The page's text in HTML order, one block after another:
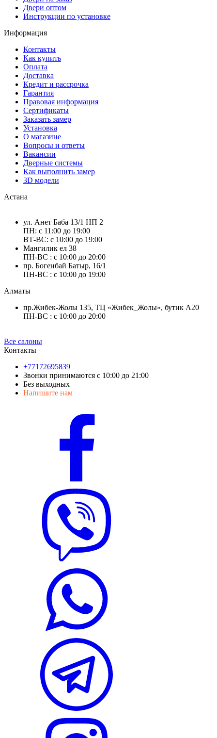
Двери оптом
Инструкции по установке
Информация
Контакты
Как купить
Оплата
Доставка
Кредит и рассрочка
Гарантия
Правовая информация
Сертификаты
Заказать замер
Установка
О магазине
Вопросы и ответы
Вакансии
Дверные системы
Как выполнить замер
3D модели
Астана
ул. Анет Баба 13/1 НП 2
ПН: с 11:00 до 19:00
ВТ-ВС: с 10:00 до 19:00
Мангилик ел 38
ПН-ВС : с 10:00 до 20:00
пр. Богенбай Батыр, 16/1
ПН-ВС : с 10:00 до 19:00
Алматы
пр.Жибек-Жолы 135, ТЦ «Жибек_Жолы», бутик А20
ПН-ВС : с 10:00 до 20:00
Все салоны
Контакты
+77172695839
Звонки принимаются с 10:00 до 21:00
Без выходных
Напишите нам